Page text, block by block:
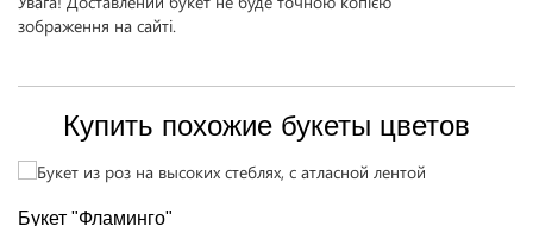
зображення на сайті.
Купить похожие букеты цветов
Букет "Фламинго"